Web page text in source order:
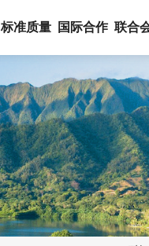
标准质量 国际合作 联合